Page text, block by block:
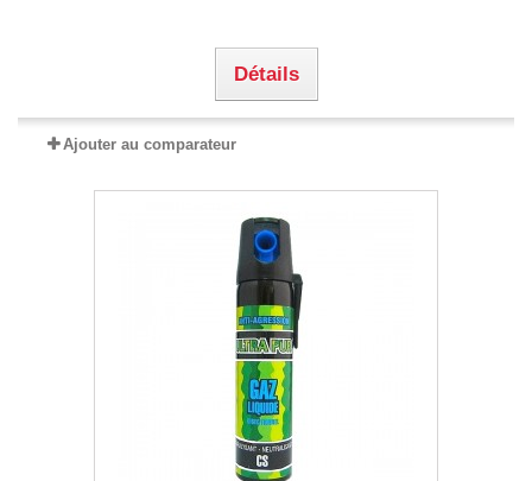
Détails
Ajouter au comparateur